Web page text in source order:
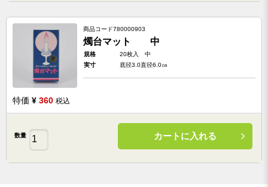
商品コード780000903
燭台マット 中
規格
20枚入 中
実寸
底径3.0直径6.0㎝
特価 ¥ 360 税込
数量 カートに入れる